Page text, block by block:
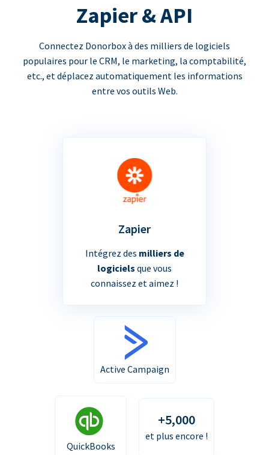
Zapier & API
Connectez Donorbox à des milliers de logiciels
populaires pour le CRM, le marketing, la comptabilité,
etc., et déplacez automatiquement les informations
entre vos outils Web.
Zapier
Intégrez des milliers de
logiciels que vous
connaissez et aimez !
Active Campaign
QuickBooks
+5,000
et plus encore !